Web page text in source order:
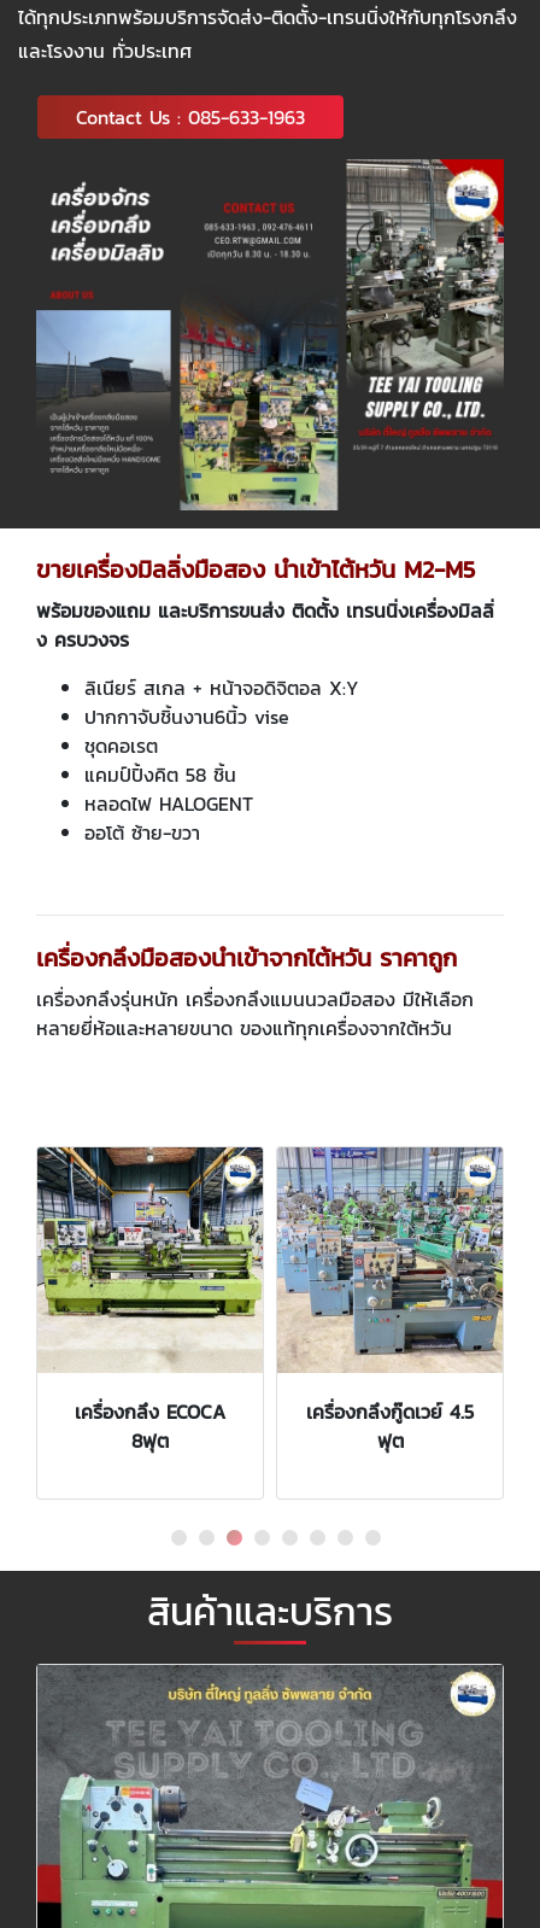
ได้ทุกประเภทพร้อมบริการจัดส่ง-ติดตั้ง-เทรนนิ่งให้กับทุกโรงกลึง
และโรงงาน ทั่วประเทศ
Contact Us : 085-633-1963
ขายเครื่องมิลลิ่งมือสอง นำเข้าไต้หวัน M2-M5
พร้อมของแถม และบริการขนส่ง ติดตั้ง เทรนนิ่งเครื่องมิลลิ่
ง ครบวงจร
ลิเนียร์ สเกล + หน้าจอดิจิตอล X:Y
ปากกาจับชิ้นงาน6นิ้ว vise
ชุดคอเรต
แคมป์ปิ้งคิต 58 ชิ้น
หลอดไฟ HALOGENT
ออโต้ ซ้าย-ขวา
เครื่องกลึงมือสองนำเข้าจากไต้หวัน ราคาถูก
เครื่องกลึงรุ่นหนัก เครื่องกลึงแมนนวลมือสอง มีให้เลือก
หลายยี่ห้อและหลายขนาด ของแท้ทุกเครื่องจากใต้หวัน
เครื่องกลึง ECOCA
8ฟุต
เครื่องกลึงกู๊ดเวย์ 4.5
ฟุต
สินค้าและบริการ